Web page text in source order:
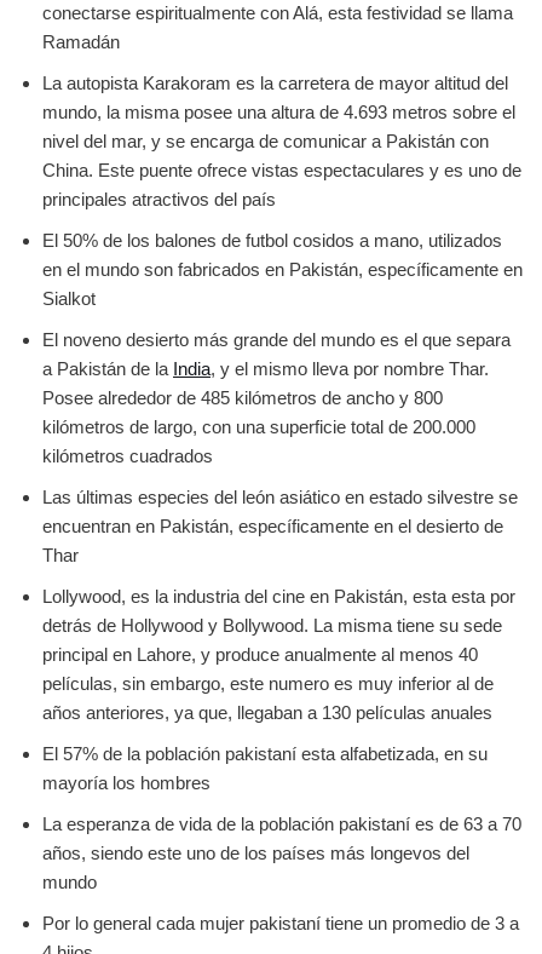
conectarse espiritualmente con Alá, esta festividad se llama
Ramadán
La autopista Karakoram es la carretera de mayor altitud del
mundo, la misma posee una altura de 4.693 metros sobre el
nivel del mar, y se encarga de comunicar a Pakistán con
China. Este puente ofrece vistas espectaculares y es uno de
principales atractivos del país
El 50% de los balones de futbol cosidos a mano, utilizados
en el mundo son fabricados en Pakistán, específicamente en
Sialkot
El noveno desierto más grande del mundo es el que separa
a Pakistán de la India, y el mismo lleva por nombre Thar.
Posee alrededor de 485 kilómetros de ancho y 800
kilómetros de largo, con una superficie total de 200.000
kilómetros cuadrados
Las últimas especies del león asiático en estado silvestre se
encuentran en Pakistán, específicamente en el desierto de
Thar
Lollywood, es la industria del cine en Pakistán, esta esta por
detrás de Hollywood y Bollywood. La misma tiene su sede
principal en Lahore, y produce anualmente al menos 40
películas, sin embargo, este numero es muy inferior al de
años anteriores, ya que, llegaban a 130 películas anuales
El 57% de la población pakistaní esta alfabetizada, en su
mayoría los hombres
La esperanza de vida de la población pakistaní es de 63 a 70
años, siendo este uno de los países más longevos del
mundo
Por lo general cada mujer pakistaní tiene un promedio de 3 a